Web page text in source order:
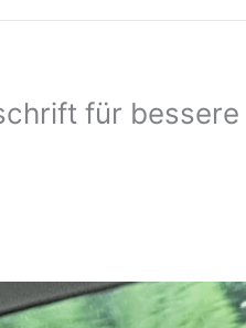
für bessere